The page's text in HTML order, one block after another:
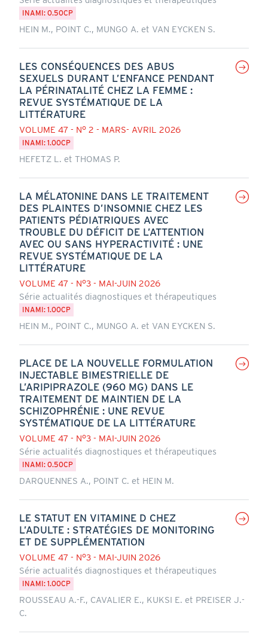
INAMI: 0.50CP
HEIN M., POINT C., MUNGO A. et VAN EYCKEN S.
LES CONSÉQUENCES DES ABUS
SEXUELS DURANT L’ENFANCE PENDANT
LA PÉRINATALITÉ CHEZ LA FEMME :
REVUE SYSTÉMATIQUE DE LA
LITTÉRATURE
VOLUME 47 - N° 2 - MARS- AVRIL 2026
INAMI: 1.00CP
HEFETZ L. et THOMAS P.
LA MÉLATONINE DANS LE TRAITEMENT
DES PLAINTES D’INSOMNIE CHEZ LES
PATIENTS PÉDIATRIQUES AVEC
TROUBLE DU DÉFICIT DE L’ATTENTION
AVEC OU SANS HYPERACTIVITÉ : UNE
REVUE SYSTÉMATIQUE DE LA
LITTÉRATURE
VOLUME 47 - N°3 - MAI-JUIN 2026
Série actualités diagnostiques et thérapeutiques
INAMI: 1.00CP
HEIN M., POINT C., MUNGO A. et VAN EYCKEN S.
PLACE DE LA NOUVELLE FORMULATION
INJECTABLE BIMESTRIELLE DE
L’ARIPIPRAZOLE (960 MG) DANS LE
TRAITEMENT DE MAINTIEN DE LA
SCHIZOPHRÉNIE : UNE REVUE
SYSTÉMATIQUE DE LA LITTÉRATURE
VOLUME 47 - N°3 - MAI-JUIN 2026
Série actualités diagnostiques et thérapeutiques
INAMI: 0.50CP
DARQUENNES A., POINT C. et HEIN M.
LE STATUT EN VITAMINE D CHEZ
L’ADULTE : STRATÉGIES DE MONITORING
ET DE SUPPLÉMENTATION
VOLUME 47 - N°3 - MAI-JUIN 2026
Série actualités diagnostiques et thérapeutiques
INAMI: 1.00CP
ROUSSEAU A.-F., CAVALIER E., KUKSI E. et PREISER J.-
C.